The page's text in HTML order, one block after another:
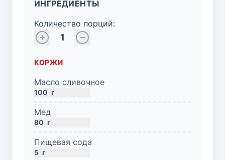
ИНГРЕДИЕНТЫ
Количество порций:
1
КОРЖИ
Масло сливочное
100 г
Мед
80 г
Пищевая сода
5 г